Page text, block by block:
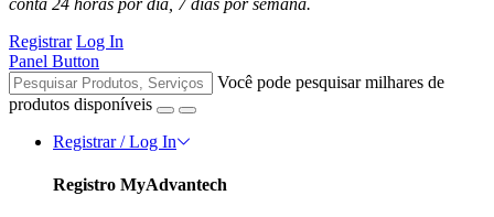
Registrar Log In
Panel Button
Você pode pesquisar milhares de
produtos disponíveis
Registrar / Log In
Registro MyAdvantech